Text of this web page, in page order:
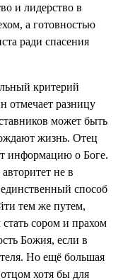
и лидерство в
а готовностью
ради спасения
критерий
отмечает разницу
может быть
жизнь. Отец
информацию о Боге.
не в
способ
тем же путем,
сором и прахом
Божия, если в
Но ещё большая
хотя бы для